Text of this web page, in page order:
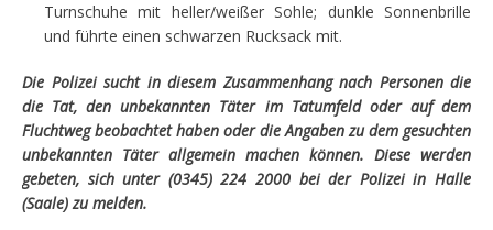
Turnschuhe mit heller/weißer Sohle; dunkle Sonnenbrille
und führte einen schwarzen Rucksack mit.
Die Polizei sucht in diesem Zusammenhang nach Personen die
die Tat, den unbekannten Täter im Tatumfeld oder auf dem
Fluchtweg beobachtet haben oder die Angaben zu dem gesuchten
unbekannten Täter allgemein machen können. Diese werden
gebeten, sich unter (0345) 224 2000 bei der Polizei in Halle
(Saale) zu melden.